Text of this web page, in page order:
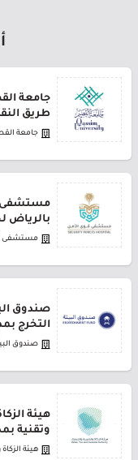
طريق
جامعة
مستشفى
بالرياض
مستشفى
صندوق
التخرج
صندوق
هيئة
وتقنية
هيئة